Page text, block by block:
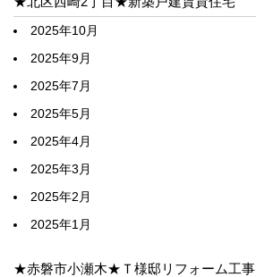
2025年10月
2025年9月
2025年7月
2025年5月
2025年4月
2025年3月
2025年2月
2025年1月
★赤磐市小瀬木★Ｔ様邸リフォーム工事